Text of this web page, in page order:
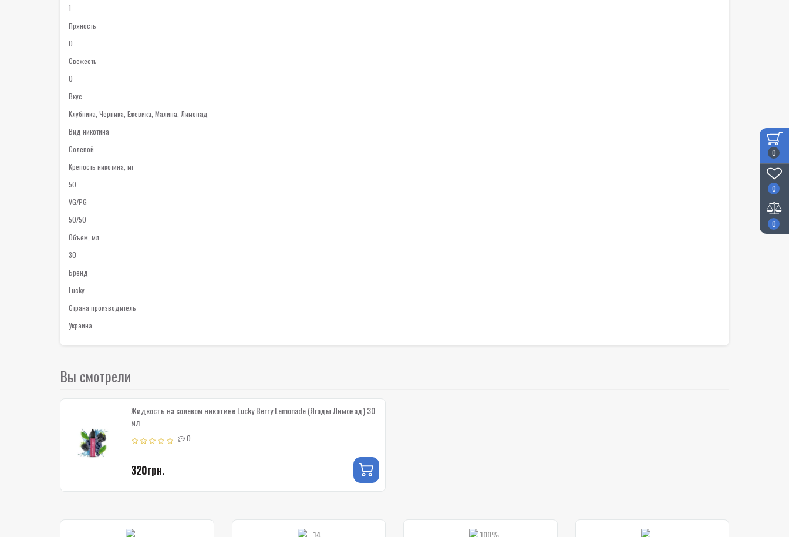
0
0
0
1
Пряность
0
Свежесть
0
Вкус
Клубника, Черника, Ежевика, Малина, Лимонад
Вид никотина
Солевой
Крепость никотина, мг
50
VG/PG
50/50
Объем, мл
30
Бренд
Lucky
Страна производитель
Украина
Вы смотрели
Жидкость на солевом никотине Lucky Berry Lemonade (Ягоды Лимонад) 30
мл
0
320грн.